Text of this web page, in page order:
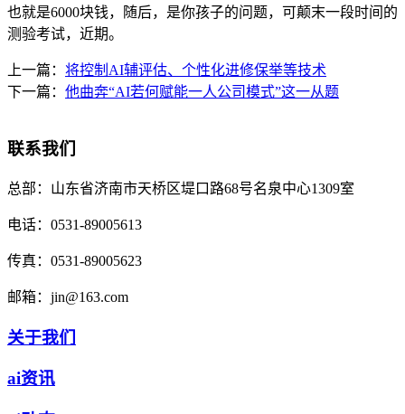
也就是6000块钱，随后，是你孩子的问题，可颠末一段时间的
测验考试，近期。
上一篇： 将控制AI辅评估、个性化进修保举等技术
下一篇： 他曲奔“AI若何赋能一人公司模式”这一从题
联系我们
总部： 山东省济南市天桥区堤口路68号名泉中心1309室
电话： 0531-89005613
传真： 0531-89005623
邮箱： jin@163.com
关于我们
ai资讯